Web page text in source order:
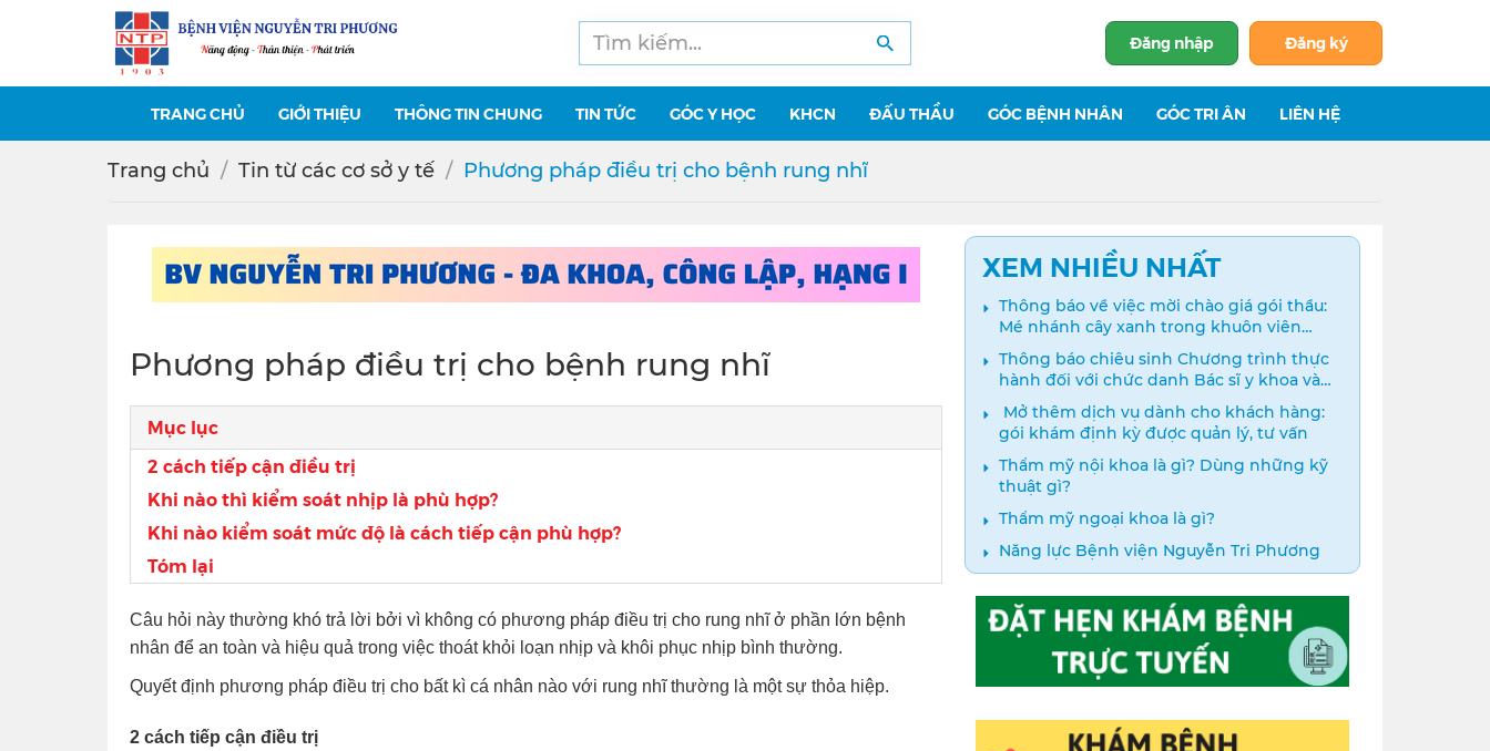
Đăng nhập Đăng ký
TRANG CHỦ GIỚI THIỆU THÔNG TIN CHUNG TIN TỨC GÓC Y HỌC KHCN ĐẤU THẦU GÓC BỆNH NHÂN GÓC TRI ÂN LIÊN HỆ
Trang chủ Tin từ các cơ sở y tế Phương pháp điều trị cho bệnh rung nhĩ
Phương pháp điều trị cho bệnh rung nhĩ
Mục lục
2 cách tiếp cận điều trị
Khi nào thì kiểm soát nhịp là phù hợp?
Khi nào kiểm soát mức độ là cách tiếp cận phù hợp?
Tóm lại
Câu hỏi này thường khó trả lời bởi vì không có phương pháp điều trị cho rung nhĩ ở phần lớn bệnh
nhân để an toàn và hiệu quả trong việc thoát khỏi loạn nhịp và khôi phục nhịp bình thường.
Quyết định phương pháp điều trị cho bất kì cá nhân nào với rung nhĩ thường là một sự thỏa hiệp.
2 cách tiếp cận điều trị
XEM NHIỀU NHẤT
Thông báo về việc mời chào giá gói thầu:
Mé nhánh cây xanh trong khuôn viên
bệnh viện
Thông báo chiêu sinh Chương trình thực
hành đối với chức danh Bác sĩ y khoa và
Điều dưỡng năm 2024
️ Mở thêm dịch vụ dành cho khách hàng:
gói khám định kỳ được quản lý, tư vấn
Thẩm mỹ nội khoa là gì? Dùng những kỹ
thuật gì?
Thẩm mỹ ngoại khoa là gì?
Năng lực Bệnh viện Nguyễn Tri Phương